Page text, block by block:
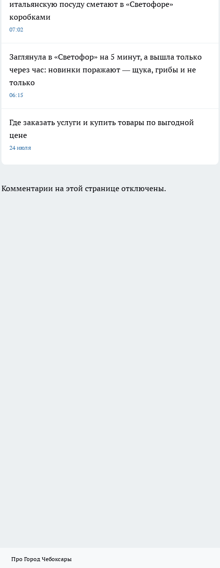
итальянскую посуду сметают в «Светофоре»
коробками
07:02
Заглянула в «Светофор» на 5 минут, а вышла только
через час: новинки поражают — щука, грибы и не
только
06:15
Где заказать услуги и купить товары по выгодной
цене
24 июля
Комментарии на этой странице отключены.
Про Город Чебоксары